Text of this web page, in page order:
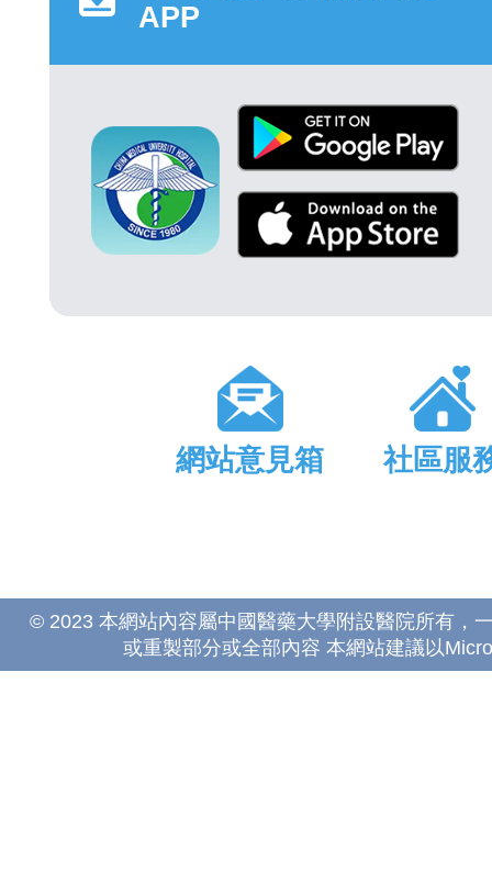
APP
網站意見箱 社區服
© 2023 本網站內容屬中國醫藥大學附設醫院所有，
或重製部分或全部內容 本網站建議以